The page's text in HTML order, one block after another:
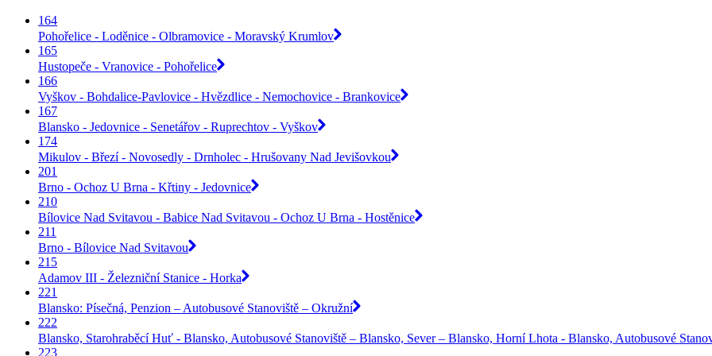
164
Pohořelice - Loděnice - Olbramovice - Moravský Krumlov
165
Hustopeče - Vranovice - Pohořelice
166
Vyškov - Bohdalice-Pavlovice - Hvězdlice - Nemochovice - Brankovice
167
Blansko - Jedovnice - Senetářov - Ruprechtov - Vyškov
174
Mikulov - Březí - Novosedly - Drnholec - Hrušovany Nad Jevišovkou
201
Brno - Ochoz U Brna - Křtiny - Jedovnice
210
Bílovice Nad Svitavou - Babice Nad Svitavou - Ochoz U Brna - Hostěnice
211
Brno - Bílovice Nad Svitavou
215
Adamov III - Železniční Stanice - Horka
221
Blansko: Písečná, Penzion – Autobusové Stanoviště – Okružní
222
Blansko, Starohraběcí Huť - Blansko, Autobusové Stanoviště – Blansko, Sever – Blansko, Horní Lhota - Blansko, Autobusové
223